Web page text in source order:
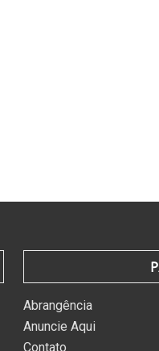
Abrangência
Anuncie Aqui
Contato